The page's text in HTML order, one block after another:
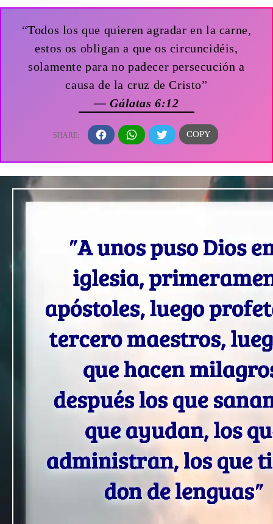
“Todos los que quieren agradar en la carne,
estos os obligan a que os circuncidéis,
solamente para no padecer persecución a
causa de la cruz de Cristo”
— Gálatas 6:12